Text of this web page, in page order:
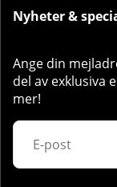
Nyheter &
Ange din
del av exklusiva
mer!